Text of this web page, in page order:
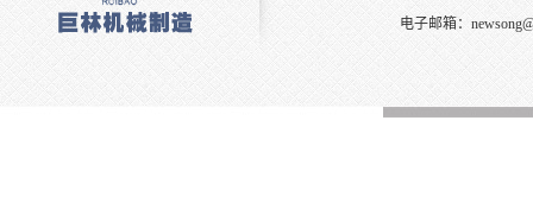
电子邮箱：